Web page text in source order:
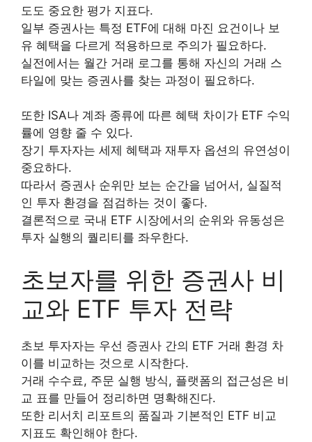
도도 중요한 평가 지표다.
일부 증권사는 특정 ETF에 대해 마진 요건이나 보
유 혜택을 다르게 적용하므로 주의가 필요하다.
실전에서는 월간 거래 로그를 통해 자신의 거래 스
타일에 맞는 증권사를 찾는 과정이 필요하다.
또한 ISA나 계좌 종류에 따른 혜택 차이가 ETF 수익
률에 영향 줄 수 있다.
장기 투자자는 세제 혜택과 재투자 옵션의 유연성이
중요하다.
따라서 증권사 순위만 보는 순간을 넘어서, 실질적
인 투자 환경을 점검하는 것이 좋다.
결론적으로 국내 ETF 시장에서의 순위와 유동성은
투자 실행의 퀄리티를 좌우한다.
초보자를 위한 증권사 비
교와 ETF 투자 전략
초보 투자자는 우선 증권사 간의 ETF 거래 환경 차
이를 비교하는 것으로 시작한다.
거래 수수료, 주문 실행 방식, 플랫폼의 접근성은 비
교 표를 만들어 정리하면 명확해진다.
또한 리서치 리포트의 품질과 기본적인 ETF 비교
지표도 확인해야 한다.